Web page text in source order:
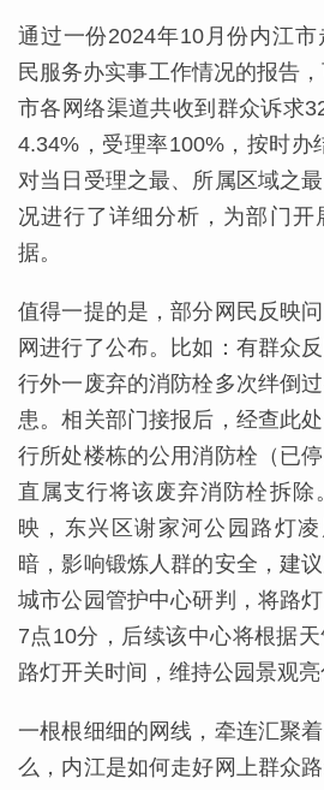
通过一份2024年10月份内江
民服务办实事工作情况的报告
市各网络渠道共收到群众诉求
4.34%，受理率100%，按时办
对当日受理之最、所属区域之
况进行了详细分析，为部门开
据。
值得一提的是，部分网民反映
网进行了公布。比如：有群众
行外一废弃的消防栓多次绊倒
患。相关部门接报后，经查此
行所处楼栋的公用消防栓（已
直属支行将该废弃消防栓拆除
映，东兴区谢家河公园路灯
暗，影响锻炼人群的安全，建
城市公园管护中心研判，将路
7点10分，后续该中心将根据
路灯开关时间，维持公园景观亮
一根根细细的网线，牵连汇聚
么，内江是如何走好网上群众